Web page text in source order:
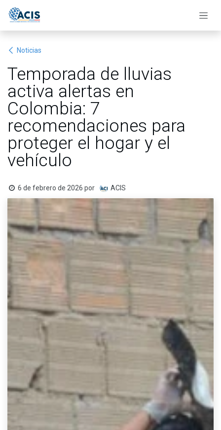
Noticias
Temporada de lluvias
activa alertas en
Colombia: 7
recomendaciones para
proteger el hogar y el
vehículo
6 de febrero de 2026 por ACIS